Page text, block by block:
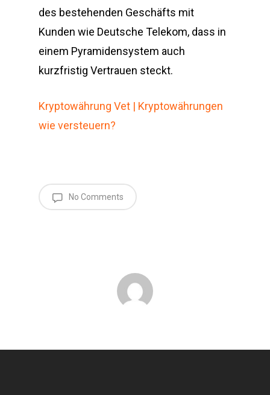
des bestehenden Geschäfts mit
Kunden wie Deutsche Telekom, dass in
einem Pyramidensystem auch
kurzfristig Vertrauen steckt.
Kryptowährung Vet | Kryptowährungen
wie versteuern?
No Comments